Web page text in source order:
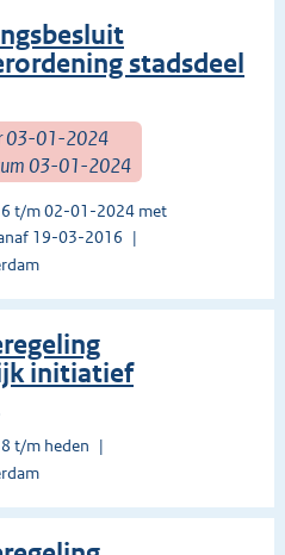
stadsdeel
03-01-2024
03-01-2024
t/m 02-01-2024 met
19-03-2016
initiatief
t/m heden